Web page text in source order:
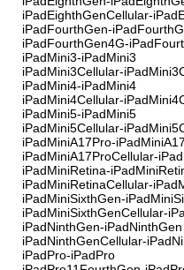
iPadEighthGenCellular-
iPadFourthGen-
iPadFourthGen4G-
iPadMini3-iPadMini3
iPadMini3Cellular-
iPadMini4-iPadMini4
iPadMini4Cellular-
iPadMini5-iPadMini5
iPadMini5Cellular-
iPadMiniA17Pro-
iPadMiniA17ProCellular-
iPadMiniRetina-
iPadMiniRetinaCellular-
iPadMiniSixthGen-
iPadMiniSixthGenCellular-
iPadNinthGen-iPadNinthGen
iPadNinthGenCellular-
iPadPro-iPadPro